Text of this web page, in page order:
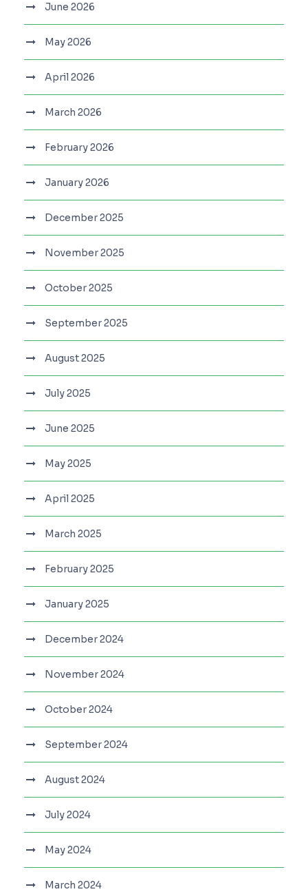
June 2026
May 2026
April 2026
March 2026
February 2026
January 2026
December 2025
November 2025
October 2025
September 2025
August 2025
July 2025
June 2025
May 2025
April 2025
March 2025
February 2025
January 2025
December 2024
November 2024
October 2024
September 2024
August 2024
July 2024
May 2024
March 2024